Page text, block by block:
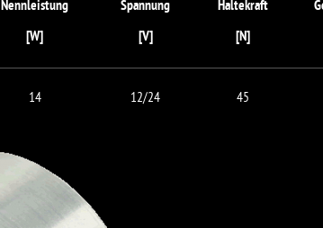
Nennleistung
[W]
Spannung
[V]
Haltekraft
[N]
14 12/24 45